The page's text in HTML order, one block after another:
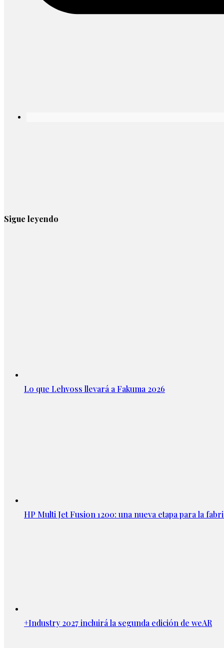
Sigue leyendo
Lo que Lehvoss llevará a Fakuma 2026
HP Multi Jet Fusion 1200: una nueva etapa para la
+Industry 2027 incluirá la segunda edición de weAR